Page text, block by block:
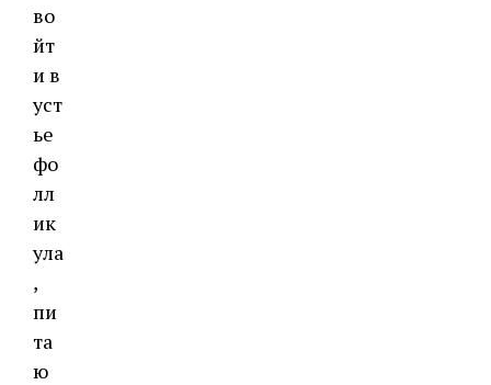
во
йт
и в
уст
ье
фо
лл
ик
ула
,
пи
та
ю